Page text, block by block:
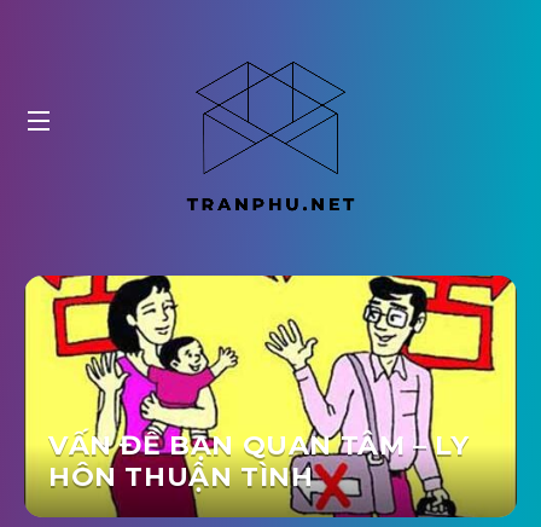
VẤN ĐỀ BẠN QUAN TÂM – LY
HÔN THUẬN TÌNH